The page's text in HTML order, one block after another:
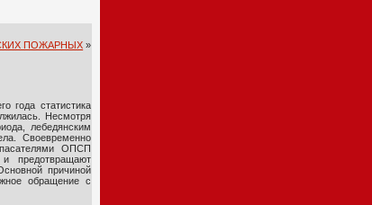
ПОЖАРНЫХ »
года статистика
Несмотря
лебедянским
Своевременно
ОПСП
предотвращают
причиной
обращение с